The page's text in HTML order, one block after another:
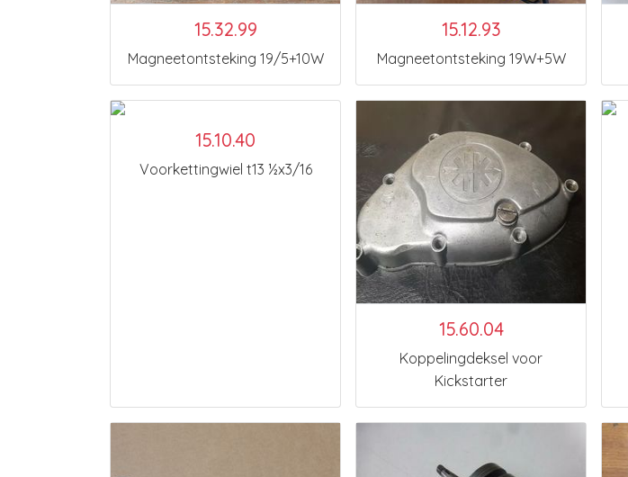
15.32.99
Magneetontsteking 19/5+10W
15.12.93
Magneetontsteking 19W+5W
15.10.40
Voorkettingwiel t13 ½x3/16
15.60.04
Koppelingdeksel voor
Kickstarter